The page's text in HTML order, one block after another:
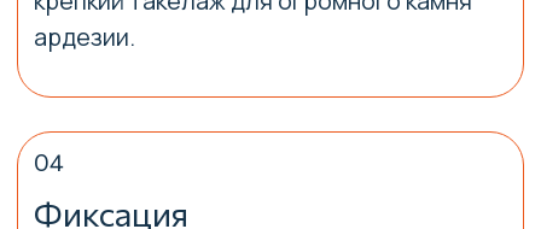
наценки. Мы сразу даем точную
бильярдного стола.